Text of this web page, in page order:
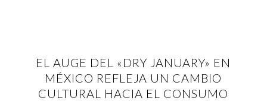
EL AUGE DEL «DRY JANUARY» EN
MÉXICO REFLEJA UN CAMBIO
CULTURAL HACIA EL CONSUMO